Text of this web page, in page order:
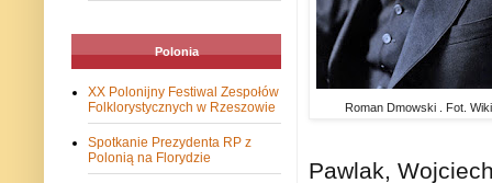
Roman Dmowski . Fot.
Pawlak,
Polonia
XX Polonijny Festiwal Zespołów
Folklorystycznych w Rzeszowie
Spotkanie Prezydenta RP z
Polonią na Florydzie